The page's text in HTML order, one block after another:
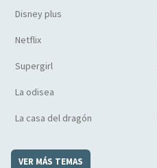
Disney plus
Netflix
Supergirl
La odisea
La casa del dragón
VER MÁS TEMAS